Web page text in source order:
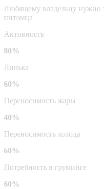
Любящему владельцу нужно
питомца
Активность
80%
Линька
60%
Переносимость жары
40%
Переносимость холода
60%
Потребность в груминге
60%